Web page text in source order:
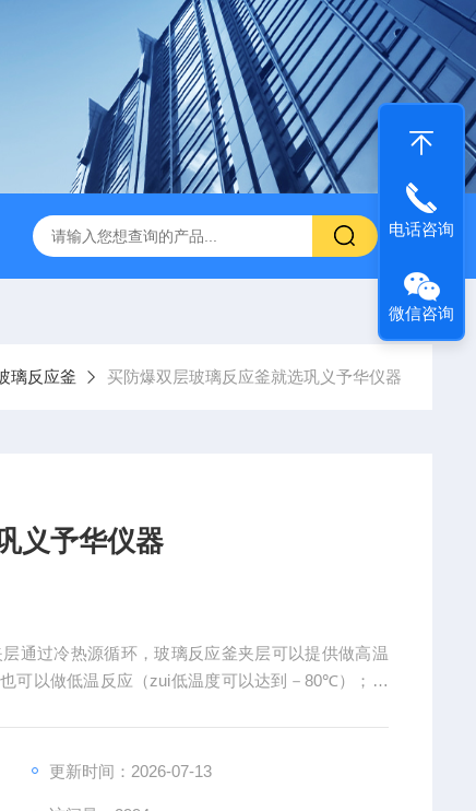
璃反应釜 买防爆双层玻璃反应釜就选巩义予华仪器
义予华仪器
通过冷热源循环，玻璃反应釜夹层可以提供做高温
可以做低温反应（zui低温度可以达到－80℃）；玻
更新时间：2026-07-13
电话咨询
微信咨询